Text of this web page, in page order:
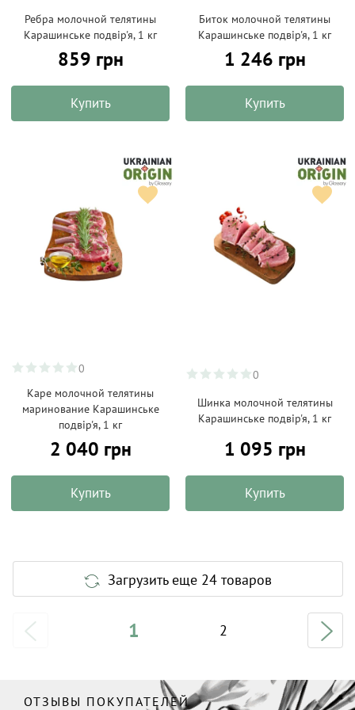
Ребра молочной телятины
Карашинське подвір'я, 1 кг
859 грн
Купить
Биток молочной телятины
Карашинське подвір'я, 1 кг
1 246 грн
Купить
0
Каре молочной телятины
маринование Карашинське
подвір'я, 1 кг
2 040 грн
Купить
0
Шинка молочной телятины
Карашинське подвір'я, 1 кг
1 095 грн
Купить
Загрузить еще 24 товаров
1 2
ОТЗЫВЫ ПОКУПАТЕЛЕЙ